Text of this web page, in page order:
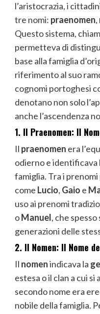
l’aristocrazia, i
tre nomi: praenomen,
Questo sistema,
permetteva di
base alla famiglia
riferimento al suo
cognomi portoghesi
denotano non solo
anche l’ascendenza
1. Il Praenomen: Il
Il praenomen era
odierno e identificava
famiglia. Tra i
come Lucio, Gaio e
uso ai prenomi
oManuel, che
generazioni delle
2. Il Nomen: Il Nome
Il nomenindicava la
estesa o il clan a cui
secondo nome era
nobile della famiglia.